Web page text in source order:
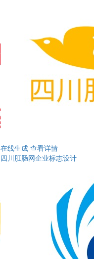
在线生成 查看详情
四川肛肠网企业标志设计